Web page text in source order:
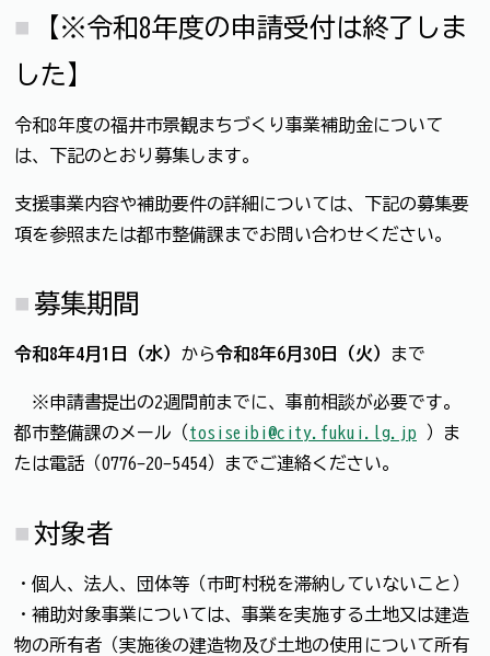
【※令和8年度の申請受付は終了しま
した】
令和8年度の福井市景観まちづくり事業補助金について
は、下記のとおり募集します。
支援事業内容や補助要件の詳細については、下記の募集要
項を参照または都市整備課までお問い合わせください。
募集期間
令和8年4月1日（水） から令和8年6月30日（火） まで
※申請書提出の2週間前までに、事前相談が必要です。
都市整備課のメール（ tosiseibi@city.fukui.lg.jp ）ま
たは電話（0776-20-5454）までご連絡ください。
対象者
・個人、法人、団体等（市町村税を滞納していないこと）
・補助対象事業については、事業を実施する土地又は建造
物の所有者（実施後の建造物及び土地の使用について所有